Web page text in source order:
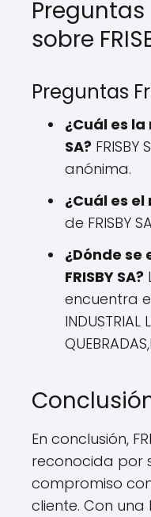
sobre
Preguntas
¿Cuál es la
SA?
anónima.
¿Cuál es el
de FRISBY
¿Dónde se
FRISBY SA?
encuentra
INDUSTRIAL
En conclusión,
reconocida por
compromiso
cliente. Con